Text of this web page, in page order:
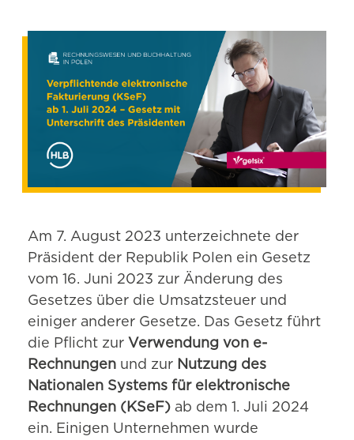
Am 7. August 2023 unterzeichnete der
Präsident der Republik Polen ein Gesetz
vom 16. Juni 2023 zur Änderung des
Gesetzes über die Umsatzsteuer und
einiger anderer Gesetze. Das Gesetz führt
die Pflicht zur Verwendung von e-
Rechnungen und zur Nutzung des
Nationalen Systems für elektronische
Rechnungen (KSeF) ab dem 1. Juli 2024
ein. Einigen Unternehmen wurde